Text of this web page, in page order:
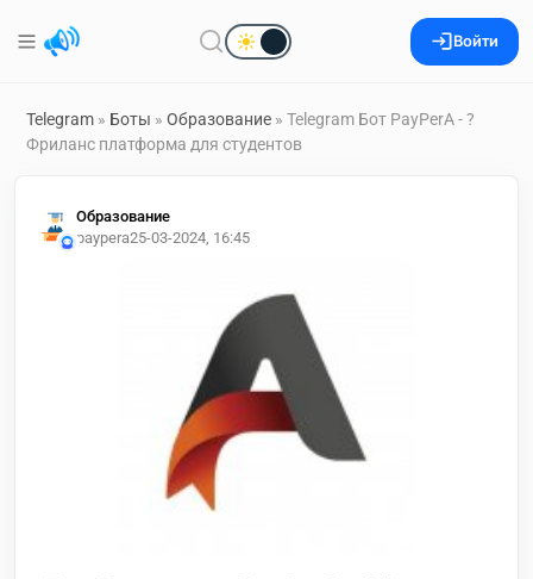
Войти
Telegram » Боты » Образование » Telegram Бот PayPerA - ?
Фриланс платформа для студентов
Образование
paypera25-03-2024, 16:45